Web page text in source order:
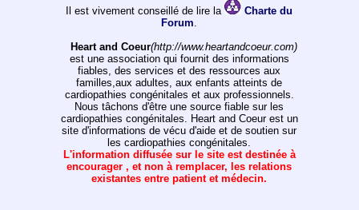
Il est vivement conseillé de lire la
Charte du
Forum.
Heart and Coeur(http://www.heartandcoeur.com)
est une association qui fournit des informations
fiables, des services et des ressources aux
familles,aux adultes, aux enfants atteints de
cardiopathies congénitales et aux professionnels.
Nous tâchons d'être une source fiable sur les
cardiopathies congénitales. Heart and Coeur est un
site d'informations de vécu d'aide et de soutien sur
les cardiopathies congénitales.
L'information diffusée sur le site est destinée à
encourager , et non à remplacer, les relations
existantes entre patient et médecin.